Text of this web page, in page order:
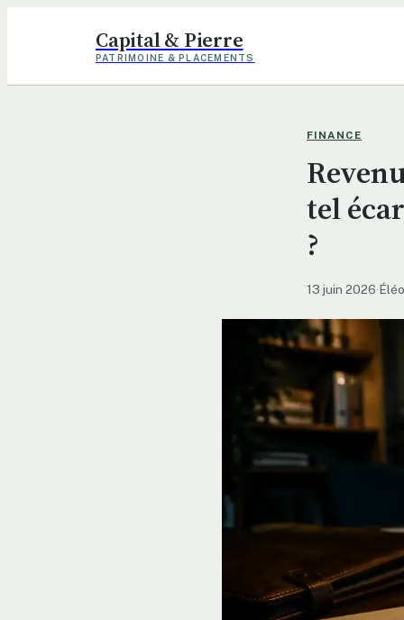
Capital & Pierre
PATRIMOINE & PLACEMENTS
FINANCE
tel
?
13 juin 2026·